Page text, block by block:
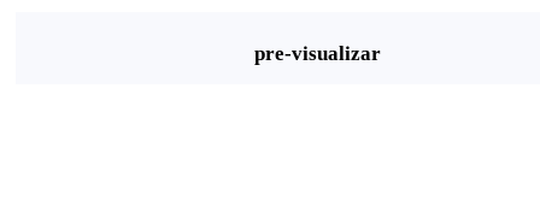
pre-visualizar